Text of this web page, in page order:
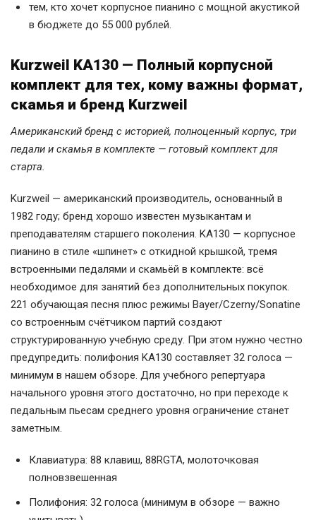
тем, кто хочет корпусное пианино с мощной акустикой
в бюджете до 55 000 рублей.
Kurzweil KA130 — Полный корпусной
комплект для тех, кому важны формат,
скамья и бренд Kurzweil
Американский бренд с историей, полноценный корпус, три
педали и скамья в комплекте — готовый комплект для
старта.
Kurzweil — американский производитель, основанный в
1982 году; бренд хорошо известен музыкантам и
преподавателям старшего поколения. KA130 — корпусное
пианино в стиле «шпинет» с откидной крышкой, тремя
встроенными педалями и скамьёй в комплекте: всё
необходимое для занятий без дополнительных покупок.
221 обучающая песня плюс режимы Bayer/Czerny/Sonatine
со встроенным счётчиком партий создают
структурированную учебную среду. При этом нужно честно
предупредить: полифония KA130 составляет 32 голоса —
минимум в нашем обзоре. Для учебного репертуара
начального уровня этого достаточно, но при переходе к
педальным пьесам среднего уровня ограничение станет
заметным.
Клавиатура: 88 клавиш, 88RGTA, молоточковая
полновзвешенная
Полифония: 32 голоса (минимум в обзоре — важно